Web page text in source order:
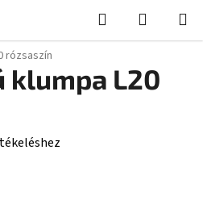
Keresés KOSÁR
rózsaszín
klumpa L20